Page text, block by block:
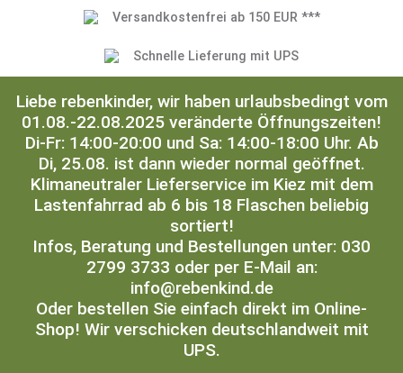
Versandkostenfrei ab 150 EUR ***
Schnelle Lieferung mit UPS
Liebe rebenkinder, wir haben urlaubsbedingt vom
01.08.-22.08.2025 veränderte Öffnungszeiten!
Di-Fr: 14:00-20:00 und Sa: 14:00-18:00 Uhr. Ab
Di, 25.08. ist dann wieder normal geöffnet.
Klimaneutraler Lieferservice im Kiez mit dem
Lastenfahrrad ab 6 bis 18 Flaschen beliebig
sortiert!
Infos, Beratung und Bestellungen unter: 030
2799 3733 oder per E-Mail an:
info@rebenkind.de
Oder bestellen Sie einfach direkt im Online-
Shop! Wir verschicken deutschlandweit mit
UPS.